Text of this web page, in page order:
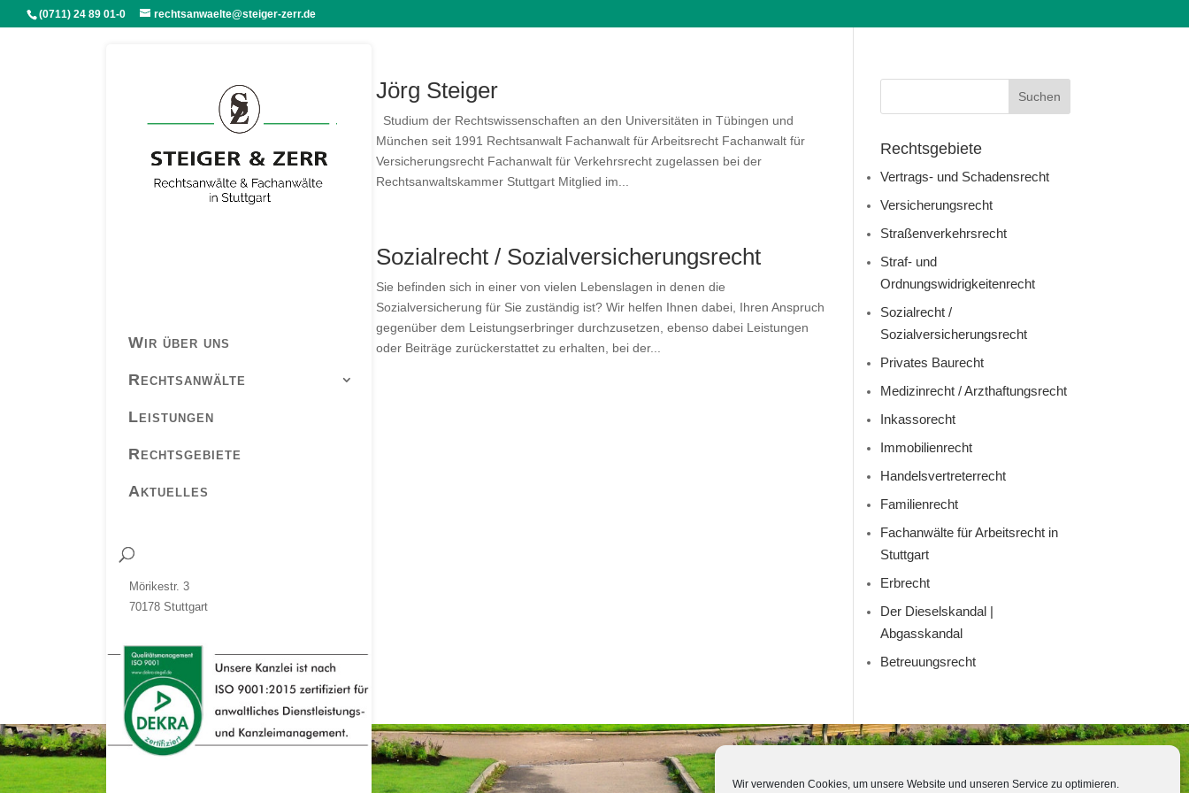
Wir verwenden Cookies, um unsere Website und unseren Service zu optimieren.
(0711) 24 89 01-0 rechtsanwaelte@steiger-zerr.de
Wir über uns
Rechtsanwälte
Leistungen
Rechtsgebiete
Aktuelles
Mörikestr. 3
70178 Stuttgart
Jörg Steiger
Studium der Rechtswissenschaften an den Universitäten in Tübingen und
München seit 1991 Rechtsanwalt Fachanwalt für Arbeitsrecht Fachanwalt für
Versicherungsrecht Fachanwalt für Verkehrsrecht zugelassen bei der
Rechtsanwaltskammer Stuttgart Mitglied im...
Sozialrecht / Sozialversicherungsrecht
Sie befinden sich in einer von vielen Lebenslagen in denen die
Sozialversicherung für Sie zuständig ist? Wir helfen Ihnen dabei, Ihren Anspruch
gegenüber dem Leistungserbringer durchzusetzen, ebenso dabei Leistungen
oder Beiträge zurückerstattet zu erhalten, bei der...
Rechtsgebiete
Vertrags- und Schadensrecht
Versicherungsrecht
Straßenverkehrsrecht
Straf- und
Ordnungswidrigkeitenrecht
Sozialrecht /
Sozialversicherungsrecht
Privates Baurecht
Medizinrecht / Arzthaftungsrecht
Inkassorecht
Immobilienrecht
Handelsvertreterrecht
Familienrecht
Fachanwälte für Arbeitsrecht in
Stuttgart
Erbrecht
Der Dieselskandal |
Abgasskandal
Betreuungsrecht